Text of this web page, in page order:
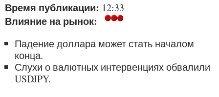
Время публикации: 12:33
Влияние на рынок:
Падение доллара может стать началом
конца.
Слухи о валютных интервенциях обвалили
USDJPY.